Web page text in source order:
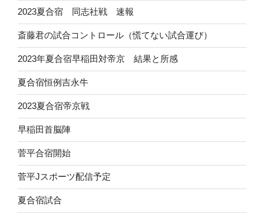
2023夏合宿 同志社戦 速報
斎藤君の試合コントロール（慌てない試合運び）
2023年夏合宿早稲田対帝京 結果と所感
夏合宿恒例吉永牛
2023夏合宿帝京戦
早稲田首脳陣
菅平合宿開始
菅平Jスポーツ配信予定
夏合宿試合